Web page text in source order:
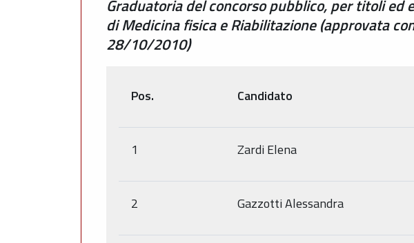
Graduatoria del concorso pubblico, per titoli
di Medicina fisica e Riabilitazione (approvata
28/10/2010)
Pos. Candidato
1 Zardi Elena
2 Gazzotti Alessandra